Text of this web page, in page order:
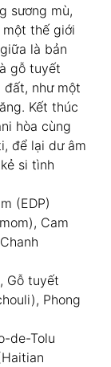
sương mù,
một thế giới
là bản
gỗ tuyết
như một
Kết thúc
hòa cùng
để lại dư âm
si tình
(EDP)
Cam
Gỗ tuyết
Phong
de-Tolu